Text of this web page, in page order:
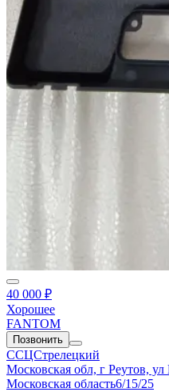
40 000 ₽
Хорошее
FANTOM
Позвонить
ССЦСтрелецкий
Московская обл, г Реутов,
Московская область6/15/25